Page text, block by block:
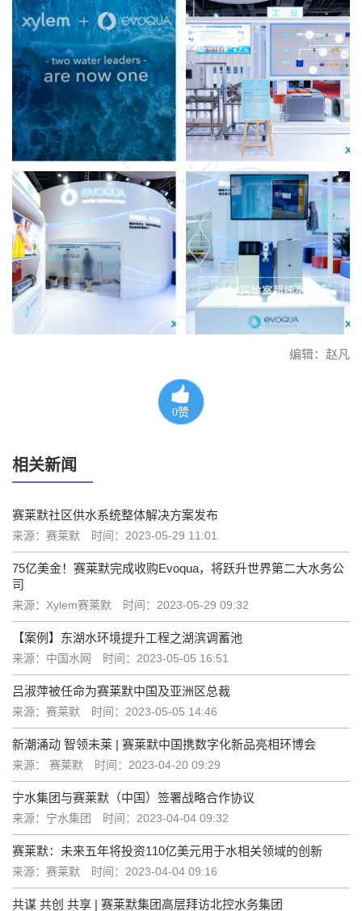
编辑：赵凡
0赞
相关新闻
赛莱默社区供水系统整体解决方案发布
来源：赛莱默 时间：2023-05-29 11:01
75亿美金！赛莱默完成收购Evoqua，将跃升世界第二大水务公
司
来源：Xylem赛莱默 时间：2023-05-29 09:32
【案例】东湖水环境提升工程之湖滨调蓄池
来源：中国水网 时间：2023-05-05 16:51
吕淑萍被任命为赛莱默中国及亚洲区总裁
来源：赛莱默 时间：2023-05-05 14:46
新潮涌动 智领未莱 | 赛莱默中国携数字化新品亮相环博会
来源： 赛莱默 时间：2023-04-20 09:29
宁水集团与赛莱默（中国）签署战略合作协议
来源：宁水集团 时间：2023-04-04 09:32
赛莱默：未来五年将投资110亿美元用于水相关领域的创新
来源：赛莱默 时间：2023-04-04 09:16
共谋 共创 共享 | 赛莱默集团高层拜访北控水务集团